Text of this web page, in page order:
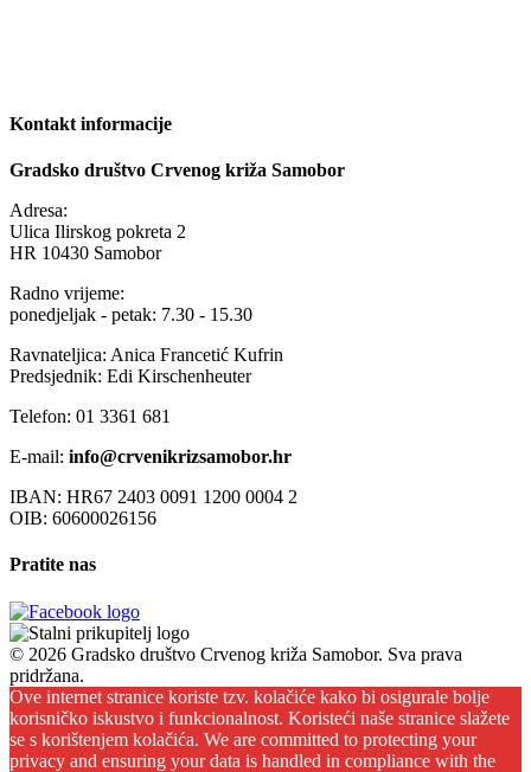
Kontakt informacije
Gradsko društvo Crvenog križa Samobor
Adresa:
Ulica Ilirskog pokreta 2
HR 10430 Samobor
Radno vrijeme:
ponedjeljak - petak: 7.30 - 15.30
Ravnateljica: Anica Francetić Kufrin
Predsjednik: Edi Kirschenheuter
Telefon: 01 3361 681
E-mail: info@crvenikrizsamobor.hr
IBAN: HR67 2403 0091 1200 0004 2
OIB: 60600026156
Pratite nas
© 2026 Gradsko društvo Crvenog križa Samobor. Sva prava
pridržana.
Ove internet stranice koriste tzv. kolačiće kako bi osigurale bolje
korisničko iskustvo i funkcionalnost. Koristeći naše stranice slažete
se s korištenjem kolačića. We are committed to protecting your
privacy and ensuring your data is handled in compliance with the